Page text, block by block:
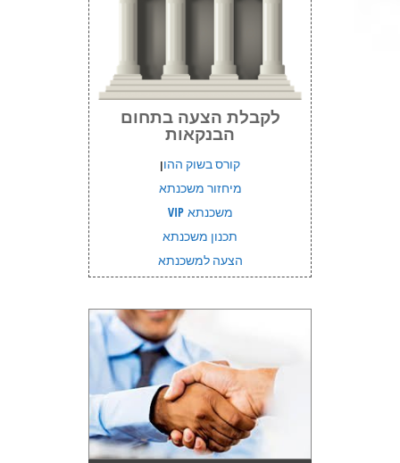
לקבלת הצעה בתחום
הבנקאות
קורס בשוק ההון
מיחזור משכנתא
משכנתא VIP
תכנון משכנתא
הצעה למשכנתא